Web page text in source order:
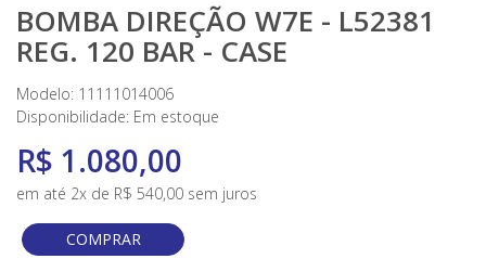
BOMBA DIREÇÃO W7E - L52381
REG. 120 BAR - CASE
Modelo: 11111014006
Disponibilidade: Em estoque
R$ 1.080,00
em até 2x de R$ 540,00 sem juros
COMPRAR